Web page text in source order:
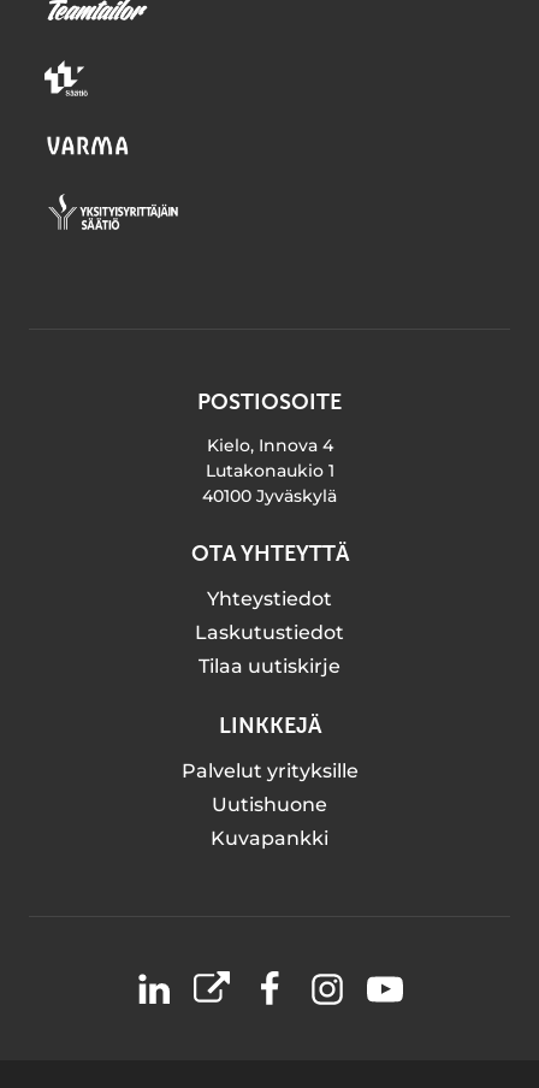
POSTIOSOITE
Kielo, Innova 4
Lutakonaukio 1
40100 Jyväskylä
OTA YHTEYTTÄ
Yhteystiedot
Laskutustiedot
Tilaa uutiskirje
LINKKEJÄ
Palvelut yrityksille
Uutishuone
Kuvapankki
LinkedIn
X FacebookInstagramYouTube